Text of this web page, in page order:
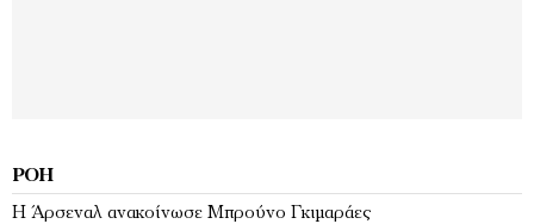
ΡΟΉ
Η Άρσεναλ ανακοίνωσε Μπρούνο Γκιμαράες